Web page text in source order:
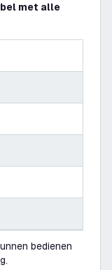
met alle
bedienen